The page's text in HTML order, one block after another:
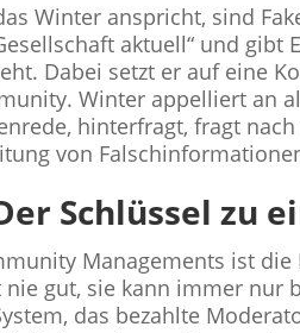
Winter anspricht, sind
aktuell“ und gibt
Dabei setzt er auf eine
Winter appelliert an
hinterfragt, fragt
von
Schlüssel zu
Managements ist
gut, sie kann immer nur
das bezahlte